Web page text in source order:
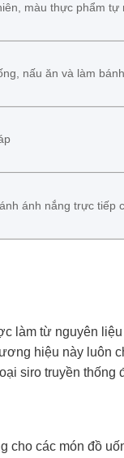
màu thực phẩm tự
nấu ăn và làm bánh
ánh nắng trực tiếp
làm từ nguyên
hiệu này luôn
siro truyền
các món đồ